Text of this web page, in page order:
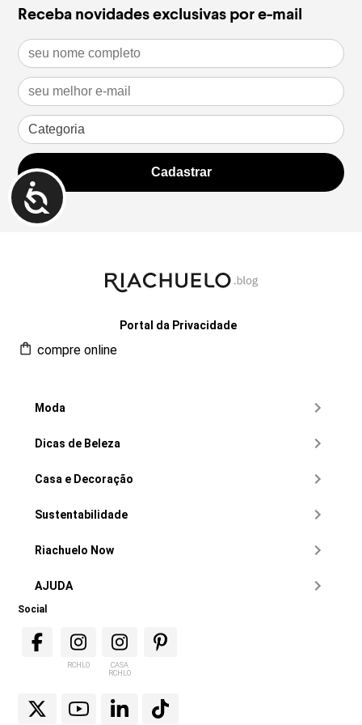
Receba novidades exclusivas por e-mail
Portal da Privacidade
compre online
Moda
Dicas de Beleza
Casa e Decoração
Sustentabilidade
Riachuelo Now
AJUDA
Social
RCHLO
CASA
RCHLO